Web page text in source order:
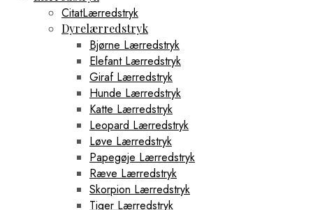
CitatLærredstryk
Dyrelærredstryk
Bjørne Lærredstryk
Elefant Lærredstryk
Giraf Lærredstryk
Hunde Lærredstryk
Katte Lærredstryk
Leopard Lærredstryk
Løve Lærredstryk
Papegøje Lærredstryk
Ræve Lærredstryk
Skorpion Lærredstryk
Tiger Lærredstryk